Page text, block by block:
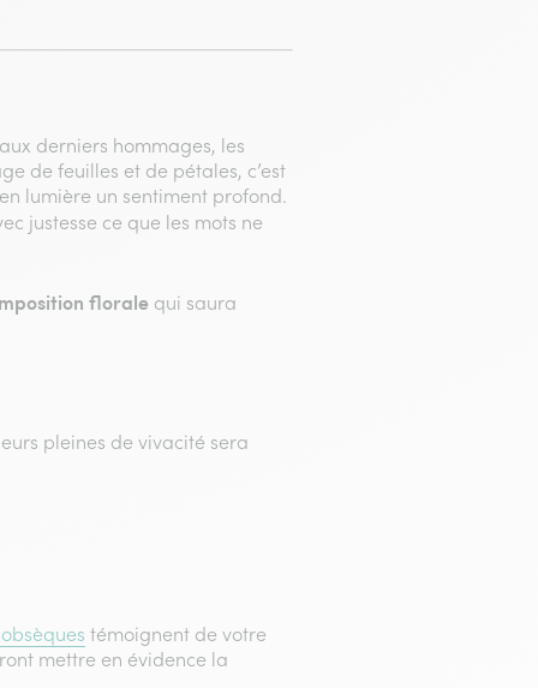
derniers hommages, les
de feuilles et de pétales, c’est
lumière un sentiment profond.
justesse ce que les mots ne
florale qui saura
pleines de vivacité sera
témoignent de votre
mettre en évidence la